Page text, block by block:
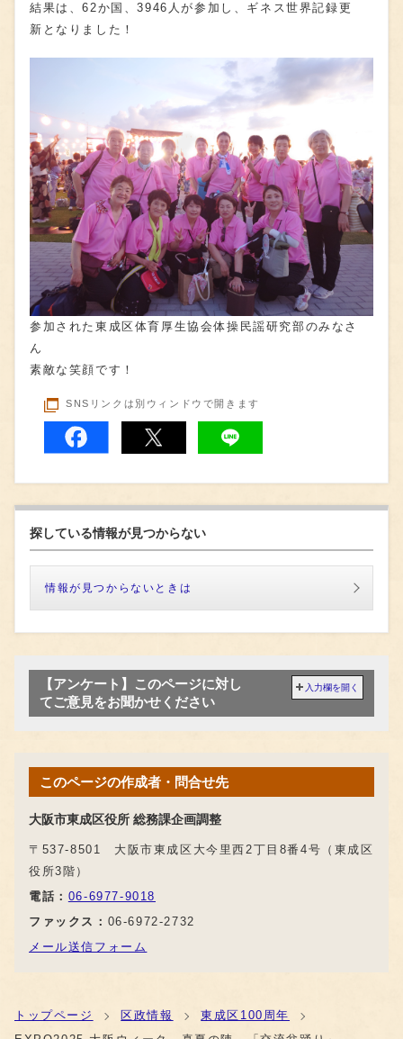
結果は、62か国、3946人が参加し、ギネス世界記録更
新となりました！
参加された東成区体育厚生協会体操民謡研究部のみなさ
ん
素敵な笑顔です！
SNSリンクは別ウィンドウで開きます
探している情報が見つからない
情報が見つからないときは
【アンケート】このページに対し
てご意見をお聞かせください
入力欄を開く
このページの作成者・問合せ先
大阪市東成区役所 総務課企画調整
〒537-8501 大阪市東成区大今里西2丁目8番4号（東成区
役所3階）
電話： 06-6977-9018
ファックス： 06-6972-2732
メール送信フォーム
トップページ 区政情報
東成区100周年